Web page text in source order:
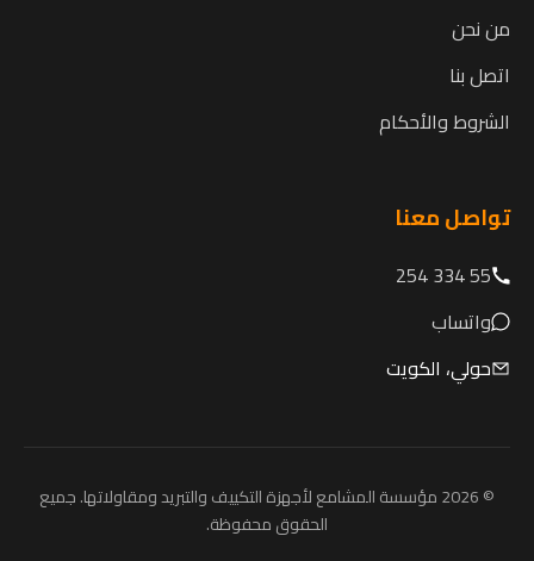
من نحن
اتصل بنا
الشروط والأحكام
تواصل معنا
55 334 254
واتساب
حولي، الكويت
© 2026 مؤسسة المشامع لأجهزة التكييف والتبريد ومقاولاتها. جميع
الحقوق محفوظة.